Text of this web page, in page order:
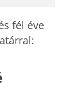
fél éve